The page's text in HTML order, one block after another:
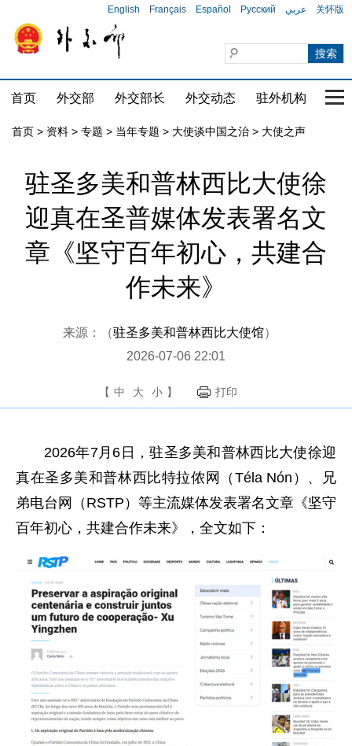
English Français Español Русский عربي 关怀版
首页 外交部 外交部长 外交动态 驻外机构 国
首页 > 资料 > 专题 > 当年专题 > 大使谈中国之治 > 大使之声
驻圣多美和普林西比大使徐
迎真在圣普媒体发表署名文
章《坚守百年初心，共建合
作未来》
来源：（驻圣多美和普林西比大使馆）
2026-07-06 22:01
【 中 大 小 】 打印
2026年7月6日，驻圣多美和普林西比大使徐迎
真在圣多美和普林西比特拉侬网（Téla Nón）、兄
弟电台网（RSTP）等主流媒体发表署名文章《坚守
百年初心，共建合作未来》，全文如下：